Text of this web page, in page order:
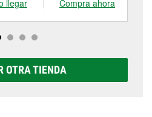
llegar | Compra ahora
OTRA TIENDA